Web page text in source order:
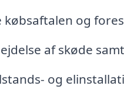
købsaftalen og
af skøde
og